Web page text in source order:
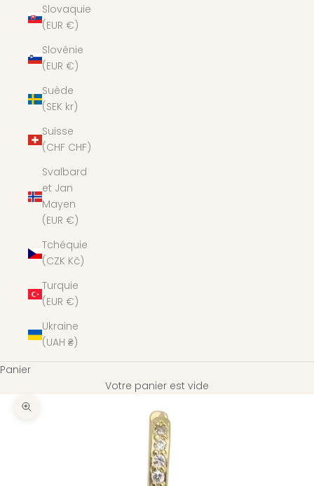
Slovaquie
(EUR €)
Slovénie
(EUR €)
Suède
(SEK kr)
Suisse
(CHF CHF)
Svalbard
et Jan
Mayen
(EUR €)
Tchéquie
(CZK Kč)
Turquie
(EUR €)
Ukraine
(UAH ₴)
Panier
Votre panier est vide
Zoomer sur l'image